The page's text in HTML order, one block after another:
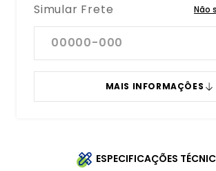
Simular Frete
Não
MAIS INFORMAÇÔES
ESPECIFICAÇÕES